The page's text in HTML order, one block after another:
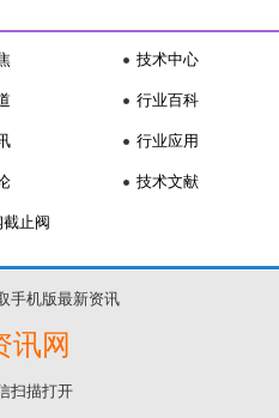
技术中心
行业百科
行业应用
技术文献
止阀
手机版最新资讯
讯网
扫描打开